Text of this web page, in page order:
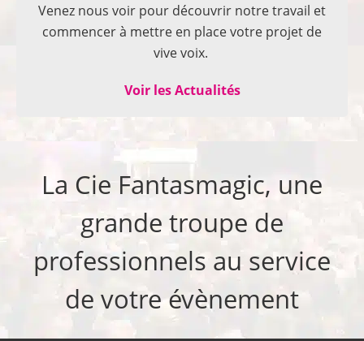
Venez nous voir pour découvrir notre travail et
commencer à mettre en place votre projet de
vive voix.
Voir les Actualités
La Cie Fantasmagic, une
grande troupe de
professionnels au service
de votre évènement